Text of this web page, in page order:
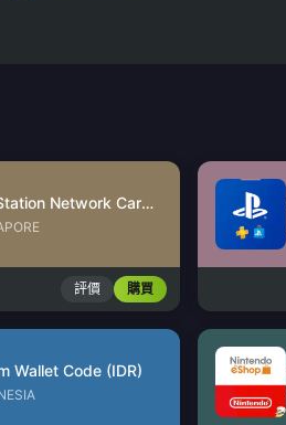
PlayStation Network Card (SG)
評價 購買
Wallet Code (IDR)